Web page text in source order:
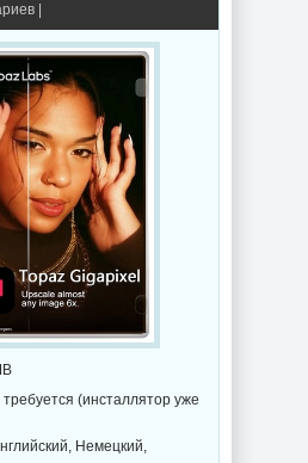
|
требуется (инсталлятор уже
Немецкий,